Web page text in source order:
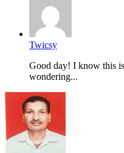
Twicsy
Good day! I know this
wondering...